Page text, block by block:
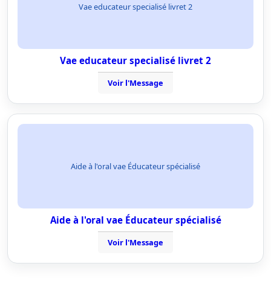
Vae educateur specialisé livret 2
Vae educateur specialisé livret 2
Voir l'Message
Aide à l'oral vae Éducateur spécialisé
Aide à l'oral vae Éducateur spécialisé
Voir l'Message